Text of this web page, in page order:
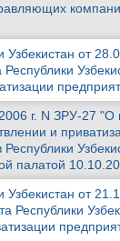
Узбекистан от
г. N ЗРУ-27
и
палатой
Узбекистан от
Республики